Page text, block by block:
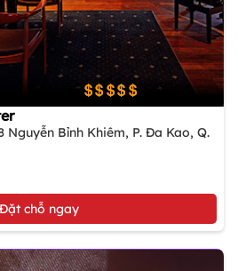
Nguyễn Bỉnh Khiêm, P. Đa Kao, Q.
Đặt chỗ ngay